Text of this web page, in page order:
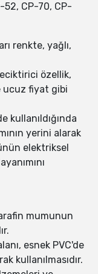
52, CP-70, CP-
renkte, yağlı,
özellik,
ucuz fiyat gibi
kullanıldığında
yerini alarak
elektriksel
mumunun
esnek PVC'de
kullanılmasıdır.